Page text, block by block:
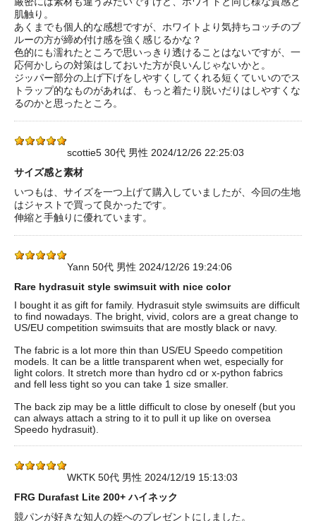
肌触り。
あくまでも個人的な感想ですが、ホワイトより気持ちコッチのブ
ルーの方が締め付け感を強く感じるかな？
色的にも濡れたところで思いっきり透けることはないですが、一
応何かしらの対策はしておいた方が良いんじゃないかと。
ジッパー部分の上げ下げをしやすくしてくれる短くていいのでス
トラップ的なものがあれば、もっと着たり脱いだりはしやすくな
るのかと思ったところ。
scottie5 30代 男性 2024/12/26 22:25:03
サイズ感と素材
いつもは、サイズを一つ上げて購入していましたが、今回の生地
はジャストで買って良かったです。
伸縮と手触りに優れています。
Yann 50代 男性 2024/12/26 19:24:06
Rare hydrasuit style swimsuit with nice color
I bought it as gift for family. Hydrasuit style swimsuits are difficult
to find nowadays. The bright, vivid, colors are a great change to
US/EU competition swimsuits that are mostly black or navy.
The fabric is a lot more thin than US/EU Speedo competition
models. It can be a little transparent when wet, especially for
light colors. It stretch more than hydro cd or x-python fabrics
and fell less tight so you can take 1 size smaller.
The back zip may be a little difficult to close by oneself (but you
can always attach a string to it to pull it up like on oversea
Speedo hydrasuit).
WKTK 50代 男性 2024/12/19 15:13:03
FRG Durafast Lite 200+ ハイネック
競パンが好きな知人の姪へのプレゼントにしました。